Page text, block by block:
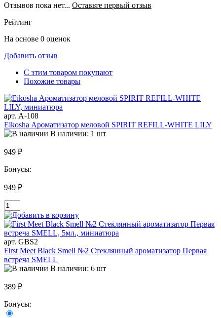
Отзывов пока нет... Оставьте первый отзыв
Рейтинг
На основе 0 оценок
Добавить отзыв
С этим товаром покупают
Похожие товары
арт. A-108
Eikosha Ароматизатор меловой SPIRIT REFILL-WHITE LILY
В наличии: 1 шт
949 ₽
Бонусы:
949 ₽
арт. GBS2
First Meet Black Smell №2 Стеклянный ароматизатор Первая
встреча SMELL
В наличии: 6 шт
389 ₽
Бонусы: